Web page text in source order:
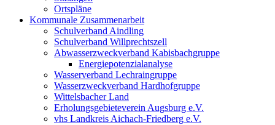
Ortspläne
Kommunale Zusammenarbeit
Schulverband Aindling
Schulverband Willprechtszell
Abwasserzweckverband Kabisbachgruppe
Energiepotenzialanalyse
Wasserverband Lechraingruppe
Wasserzweckverband Hardhofgruppe
Wittelsbacher Land
Erholungsgebieteverein Augsburg e.V.
vhs Landkreis Aichach-Friedberg e.V.